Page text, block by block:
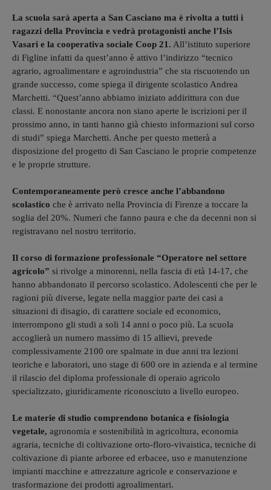
La scuola sarà aperta a San Casciano ma è rivolta a tutti i
ragazzi della Provincia e vedrà protagonisti anche l’Isis
Vasari e la cooperativa sociale Coop 21. All’istituto superiore
di Figline infatti da quest’anno è attivo l’indirizzo “tecnico
agrario, agroalimentare e agroindustria” che sta riscuotendo un
grande successo, come spiega il dirigente scolastico Andrea
Marchetti. “Quest’anno abbiamo iniziato addirittura con due
classi. E nonostante ancora non siano aperte le iscrizioni per il
prossimo anno, in tanti hanno già chiesto informazioni sul corso
di studi” spiega Marchetti. Anche per questo metterà a
disposizione del progetto di San Casciano le proprie competenze
e le proprie strutture.
Contemporaneamente però cresce anche l’abbandono
scolastico che è arrivato nella Provincia di Firenze a toccare la
soglia del 20%. Numeri che fanno paura e che da decenni non si
registravano nel nostro territorio.
Il corso di formazione professionale “Operatore nel settore
agricolo” si rivolge a minorenni, nella fascia di età 14-17, che
hanno abbandonato il percorso scolastico. Adolescenti che per le
ragioni più diverse, legate nella maggior parte dei casi a
situazioni di disagio, di carattere sociale ed economico,
interrompono gli studi a soli 14 anni o poco più. La scuola
accoglierà un numero massimo di 15 allievi, prevede
complessivamente 2100 ore spalmate in due anni tra lezioni
teoriche e laboratori, uno stage di 600 ore in azienda e al termine
il rilascio del diploma professionale di operaio agricolo
specializzato, giuridicamente riconosciuto a livello europeo.
Le materie di studio comprendono botanica e fisiologia
vegetale, agronomia e sostenibilità in agricoltura, economia
agraria, tecniche di coltivazione orto-floro-vivaistica, tecniche di
coltivazione di piante arboree ed erbacee, uso e manutenzione
impianti macchine e attrezzature agricole e conservazione e
trasformazione dei prodotti agroalimentari.